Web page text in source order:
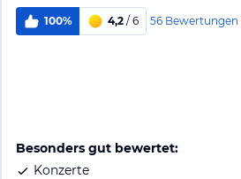
100% 4,2 / 6 56 Bewertungen
Besonders gut bewertet:
Konzerte